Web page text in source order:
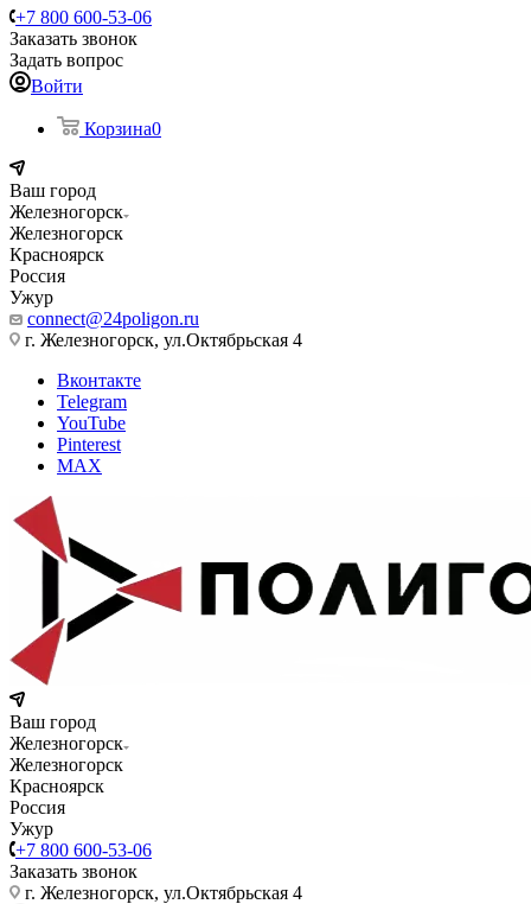
+7 800 600-53-06
Заказать звонок
Задать вопрос
Войти
Корзина0
Ваш город
Железногорск
Железногорск
Красноярск
Россия
Ужур
connect@24poligon.ru
г. Железногорск, ул.Октябрьская 4
Вконтакте
Telegram
YouTube
Pinterest
MAX
Ваш город
Железногорск
Железногорск
Красноярск
Россия
Ужур
+7 800 600-53-06
Заказать звонок
г. Железногорск, ул.Октябрьская 4